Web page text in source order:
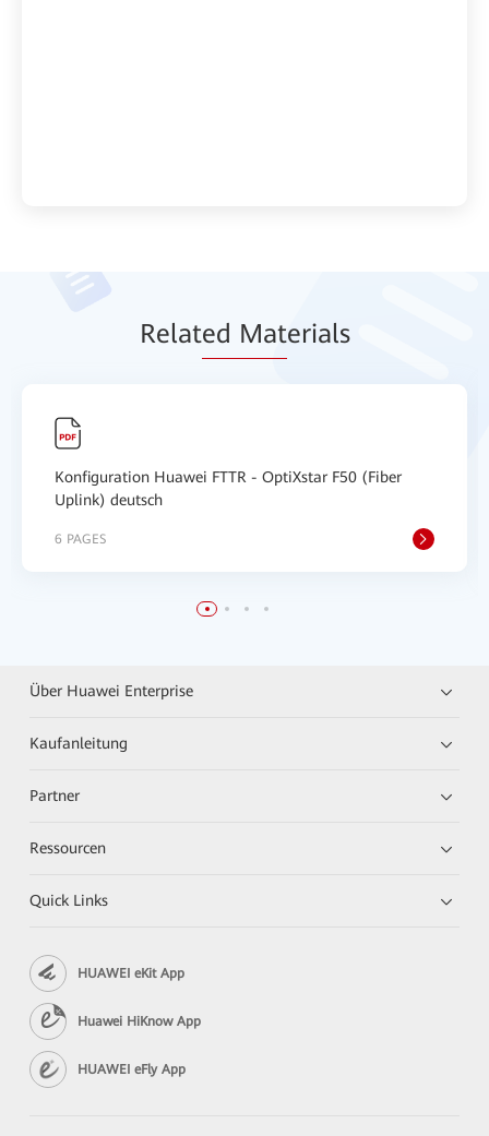
Related Materials
Konfiguration Huawei FTTR - OptiXstar F50 (Fiber
Uplink) deutsch
6 PAGES
Über Huawei Enterprise
Kaufanleitung
Partner
Ressourcen
Quick Links
HUAWEI eKit App
Huawei HiKnow App
HUAWEI eFly App